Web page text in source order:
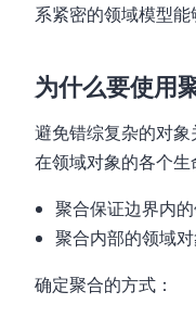
系紧密的领域模型能
为什么要使用
避免错综复杂的对
在领域对象的各个
聚合保证边界内
聚合内部的领域
确定聚合的方式：